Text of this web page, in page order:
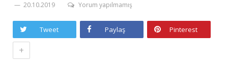
20.10.2019 Yorum yapılmamış
Tweet Paylaş Pinterest
+